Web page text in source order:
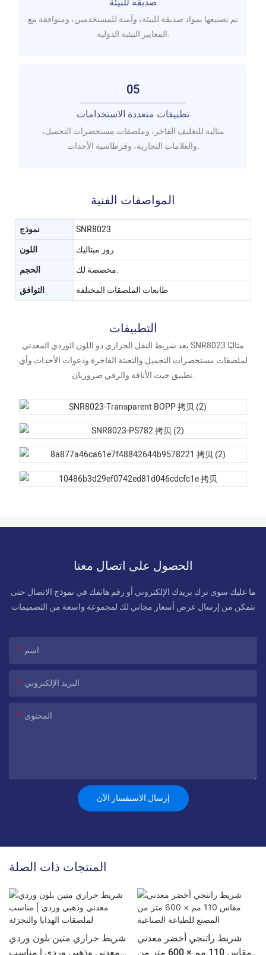
تم تصنيعها بمواد صديقة للبيئة، وآمنة للمستخدمين، ومتوافقة مع
المعايير البيئية الدولية.
05
تطبيقات متعددة الاستخدامات
مثالية للتغليف الفاخر، وملصقات مستحضرات التجميل،
والعلامات التجارية، وقرطاسية الأحداث.
المواصفات الفنية
نموذج
SNR8023
اللون
روز ميتاليك
الحجم
مخصصة لك.
التوافق
طابعات الملصقات المختلفة
التطبيقات
يعد شريط النقل الحراري ذو اللون الوردي المعدني SNR8023 مثاليًا
لملصقات مستحضرات التجميل والتعبئة الفاخرة ودعوات الأحداث وأي
تطبيق حيث الأناقة والرقي ضروريان.
الحصول على اتصال معنا
ما عليك سوى ترك بريدك الإلكتروني أو رقم هاتفك في نموذج الاتصال حتى
نتمكن من إرسال عرض أسعار مجاني لك لمجموعة واسعة من التصميمات
اسم
البريد الإلكتروني
المحتوى
إرسال الاستفسار الآن
المنتجات ذات الصلة
شريط حراري متين بلون وردي
شريط راتنجي أخضر معدني